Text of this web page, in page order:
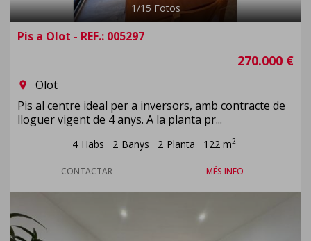
1/15 Fotos
Pis a Olot - REF.: 005297
270.000 €
room
Olot
Pis al centre ideal per a inversors, amb contracte de
lloguer vigent de 4 anys. A la planta pr...
4 Habs 2 Banys 2 Planta 122 m2
CONTACTAR MÉS INFO
Previous Next